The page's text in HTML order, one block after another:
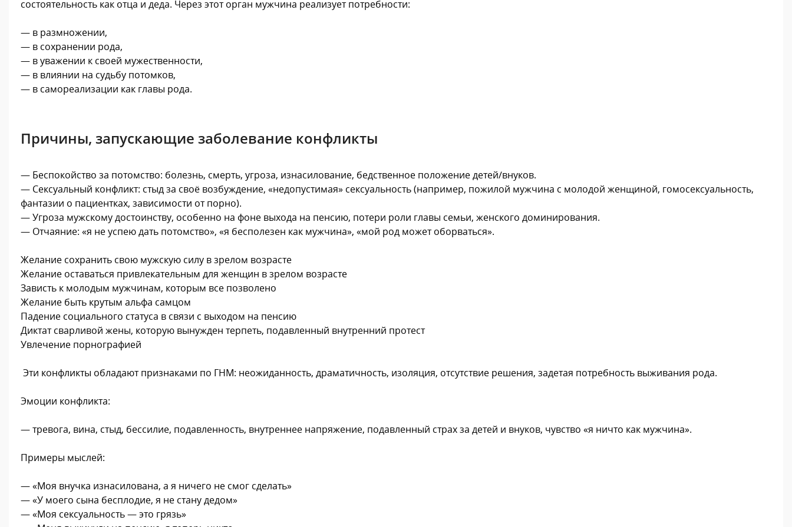
состоятельность как отца и деда. Через этот орган мужчина реализует потребности:
— в размножении,
— в сохранении рода,
— в уважении к своей мужественности,
— в влиянии на судьбу потомков,
— в самореализации как главы рода.
Причины, запускающие заболевание конфликты
— Беспокойство за потомство: болезнь, смерть, угроза, изнасилование, бедственное положение детей/внуков.
— Сексуальный конфликт: стыд за своё возбуждение, «недопустимая» сексуальность (например, пожилой мужчина с молодой женщиной, гомосексуальность,
фантазии о пациентках, зависимости от порно).
— Угроза мужскому достоинству, особенно на фоне выхода на пенсию, потери роли главы семьи, женского доминирования.
— Отчаяние: «я не успею дать потомство», «я бесполезен как мужчина», «мой род может оборваться».
Желание сохранить свою мужскую силу в зрелом возрасте
Желание оставаться привлекательным для женщин в зрелом возрасте
Зависть к молодым мужчинам, которым все позволено
Желание быть крутым альфа самцом
Падение социального статуса в связи с выходом на пенсию
Диктат сварливой жены, которую вынужден терпеть, подавленный внутренний протест
Увлечение порнографией
Эти конфликты обладают признаками по ГНМ: неожиданность, драматичность, изоляция, отсутствие решения, задетая потребность выживания рода.
Эмоции конфликта:
— тревога, вина, стыд, бессилие, подавленность, внутреннее напряжение, подавленный страх за детей и внуков, чувство «я ничто как мужчина».
Примеры мыслей:
— «Моя внучка изнасилована, а я ничего не смог сделать»
— «У моего сына бесплодие, я не стану дедом»
— «Моя сексуальность — это грязь»